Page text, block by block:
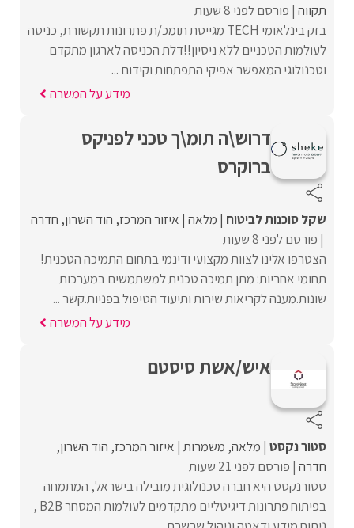
תקווה פורסם לפני 8 שעות
בזק בינלאומי TECH מגייסת תומכ/ת פתרונות תקשורת, כניסה
לעולמות הטכניים ללא ניסיון!!דלת הכניסה לארגון מתקדם
וטכנולוגי המאפשר אפיקי התפתחות וקידום ...
מידע על המשרה
דרוש\ה תומ\ך טכני לפניקס
ברוקרס
שקל סוכנות לביטוח מלאה איזור המרכז הוד השרון חדרה
פורסם לפני 8 שעות
הצטרפו אלינו לצוות מקצועי ודינמי בתחום התמיכה הטכנית!
תחומי אחריות: מתן תמיכה טכנית למשתמשים במערכות
שונות.מענה לקריאות שירות ותיעוד הטיפול בפניות.קשר ...
מידע על המשרה
איש/אשת סיסטם
סטור נקסט מלאה משמרות איזור המרכז הוד השרון
חדרה פורסם לפני 21 שעות
סטורנקסט היא חברה טכנולוגית מובילה בישראל, המתמחה
בפיתוח פתרונות דיגיטליים מתקדמים לעולמות המסחר B2B ,